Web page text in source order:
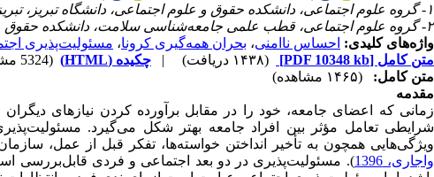
۱- گروه علوم اجتماعی، دانشکده حقوق و علوم اجتماعی، دانشگاه تبریز، تبریز، ایران.
۲- گروه علوم اجتماعی، قطب علمی جامعه‌شناسی سلامت، دانشکده حقوق و علوم اجتماعی، دانشگاه تبریز، تبریز، ایران.
واژه‌های کلیدی: احساس ناامنی، بحران همه‌گیری کرونا، مسئولیت‌پذیری
متن کامل [PDF 10348 kb] (۱۴۳۸ دریافت) | چکیده (HTML)
(5324 مشاهده)
متن کامل:
(۱۴۶۵ مشاهده)
مقدمه
زمانی که اعضای جامعه، خود را در مقابل برآورده کردن نیازهای
شرایطی تعامل مؤثر بین افراد جامعه بهتر شکل می‌گیرد.
ویژگی‌هایی همچون به تأخیر انداختن خواسته‌ها، تفکر قبل از عمل،
واجاری، 1396
). مسئولیت‌پذیری در دو بعد اجتماعی و فردی قابل‌بررسی